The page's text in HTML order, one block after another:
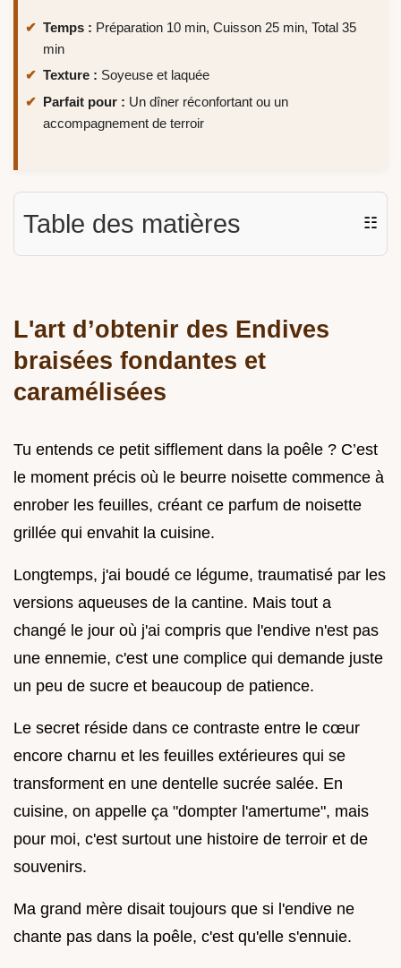
Temps : Préparation 10 min, Cuisson 25 min, Total 35
min
Texture : Soyeuse et laquée
Parfait pour : Un dîner réconfortant ou un
accompagnement de terroir
Table des matières ☷
L'art d’obtenir des Endives
braisées fondantes et
caramélisées
Tu entends ce petit sifflement dans la poêle ? C’est
le moment précis où le beurre noisette commence à
enrober les feuilles, créant ce parfum de noisette
grillée qui envahit la cuisine.
Longtemps, j'ai boudé ce légume, traumatisé par les
versions aqueuses de la cantine. Mais tout a
changé le jour où j'ai compris que l'endive n'est pas
une ennemie, c'est une complice qui demande juste
un peu de sucre et beaucoup de patience.
Le secret réside dans ce contraste entre le cœur
encore charnu et les feuilles extérieures qui se
transforment en une dentelle sucrée salée. En
cuisine, on appelle ça "dompter l'amertume", mais
pour moi, c'est surtout une histoire de terroir et de
souvenirs.
Ma grand mère disait toujours que si l'endive ne
chante pas dans la poêle, c'est qu'elle s'ennuie.